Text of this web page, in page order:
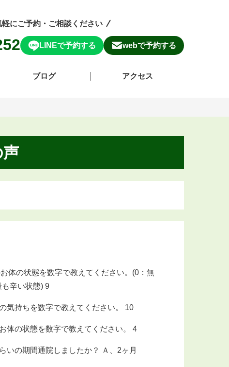
軽にご予約・ご相談ください
LINEで予約する webで予約する
ブログ アクセス
声
体の状態を数字で教えてください。(0：無
辛い状態) 9
気持ちを数字で教えてください。 10
体の状態を数字で教えてください。 4
いの期間通院しましたか？ Ａ、2ヶ月